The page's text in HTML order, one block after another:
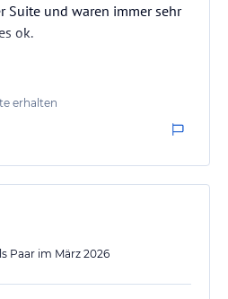
Suite und waren immer sehr
ok.
erhalten
Paar im März 2026